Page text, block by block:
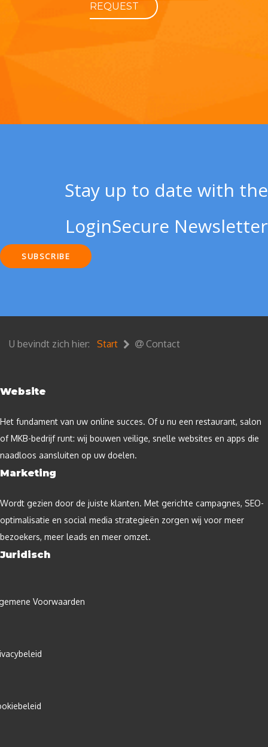
REQUEST
Stay up to date with the
LoginSecure Newsletter
SUBSCRIBE
U bevindt zich hier: Start Contact
Website
Het fundament van uw online succes. Of u nu een restaurant, salon
of MKB-bedrijf runt: wij bouwen veilige, snelle websites en apps die
naadloos aansluiten op uw doelen.
Marketing
Wordt gezien door de juiste klanten. Met gerichte campagnes, SEO-
optimalisatie en social media strategieën zorgen wij voor meer
bezoekers, meer leads en meer omzet.
Juridisch
Voorwaarden